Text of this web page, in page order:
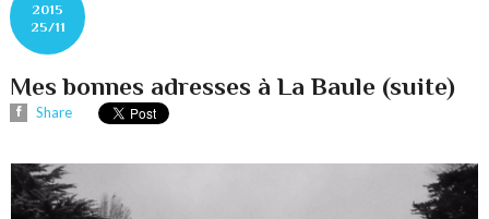
2015
25/11
Mes bonnes adresses à La Baule (suite)
Share